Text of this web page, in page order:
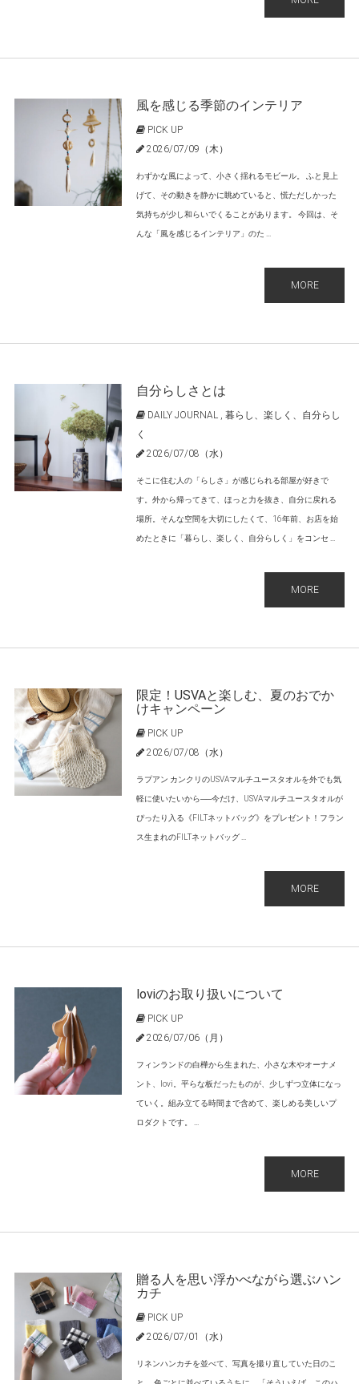
風を感じる季節のインテリア
PICK UP
2026/07/09（木）
わずかな風によって、小さく揺れるモビール。 ふと見上
げて、その動きを静かに眺めていると、慌ただしかった
気持ちが少し和らいでくることがあります。 今回は、そ
んな「風を感じるインテリア」のた ...
MORE
自分らしさとは
DAILY JOURNAL ,暮らし、楽しく、自分らし
く
2026/07/08（水）
そこに住む人の「らしさ」が感じられる部屋が好きで
す。外から帰ってきて、ほっと力を抜き、自分に戻れる
場所。そんな空間を大切にしたくて、16年前、お店を始
めたときに「暮らし、楽しく、自分らしく」をコンセ ...
MORE
限定！USVAと楽しむ、夏のおでか
けキャンペーン
PICK UP
2026/07/08（水）
ラプアン カンクリのUSVAマルチユースタオルを外でも気
軽に使いたいから──今だけ、USVAマルチユースタオルが
ぴったり入る《FILTネットバッグ》をプレゼント！フラン
ス生まれのFILTネットバッグ ...
MORE
loviのお取り扱いについて
PICK UP
2026/07/06（月）
フィンランドの白樺から生まれた、小さな木やオーナメ
ント、lovi。平らな板だったものが、少しずつ立体になっ
ていく。組み立てる時間まで含めて、楽しめる美しいプ
ロダクトです。 ...
MORE
贈る人を思い浮かべながら選ぶハン
カチ
PICK UP
2026/07/01（水）
リネンハンカチを並べて、写真を撮り直していた日のこ